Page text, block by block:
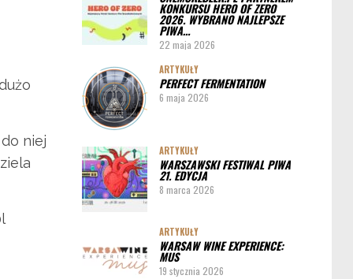
niej
ARTYKUŁY
Pędy chmielu – danie ekskluzywne
PORADY
Jak działa instalacja do wyszynku piwa w
barze
KONKURSU HERO OF ZERO
2026. WYBRANO NAJLEPSZE
PIWA…
22 maja 2026
ARTYKUŁY
PERFECT FERMENTATION
6 maja 2026
ARTYKUŁY
WARSZAWSKI FESTIWAL PIWA
21. EDYCJA
8 marca 2026
ARTYKUŁY
WARSAW WINE EXPERIENCE:
MUS
19 stycznia 2026